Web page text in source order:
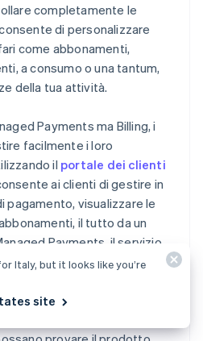
completamente le
di personalizzare
come abbonamenti,
a consumo o una tantum,
della tua attività.
Payments ma Billing, i
facilmente i loro
il portale dei clienti
ai clienti di gestire in
pagamento, visualizzare le
il tutto da un
Payments, il servizio
un'esperienza completa di
Italy, but it looks like you’re
site